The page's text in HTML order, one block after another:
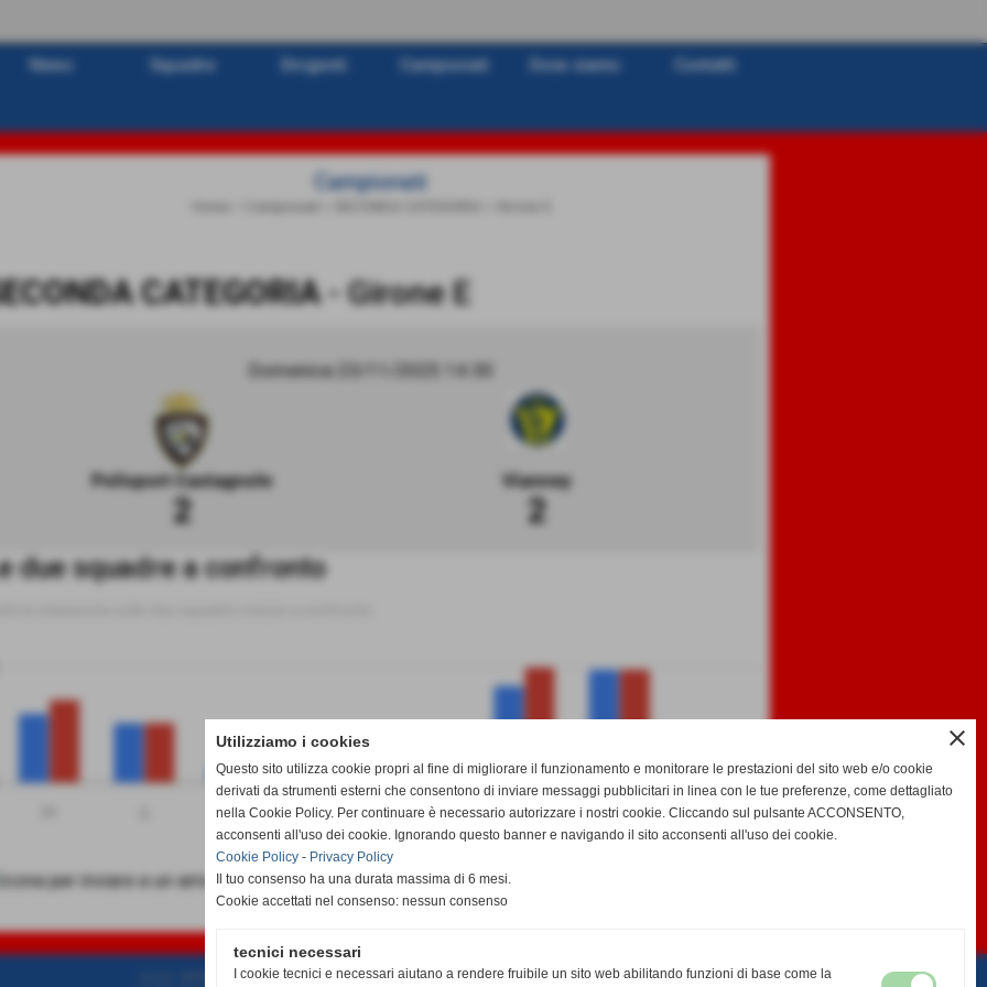
News Squadre Dirigenti Campionati Dove siamo Contatti
Campionati
CATEGORIA- Girone E
Domenica 23/11/2025 14:30
Polisport Castagnole Vianney
2 2
due squadre a confronto
V N P GF GS DR
Polisport Castagnole Vianney
SCHEDA
A.S.D. SPORTING PISCINESE RIVA
close
Utilizziamo i cookies
Questo sito utilizza cookie propri al fine di migliorare il funzionamento e monitorare le prestazioni del sito web e/o cookie
derivati da strumenti esterni che consentono di inviare messaggi pubblicitari in linea con le tue preferenze, come dettagliato
nella Cookie Policy. Per continuare è necessario autorizzare i nostri cookie. Cliccando sul pulsante ACCONSENTO,
acconsenti all'uso dei cookie. Ignorando questo banner e navigando il sito acconsenti all'uso dei cookie.
Cookie Policy - Privacy Policy
Il tuo consenso ha una durata massima di 6 mesi.
Cookie accettati nel consenso: nessun consenso
tecnici necessari
I cookie tecnici e necessari aiutano a rendere fruibile un sito web abilitando funzioni di base come la